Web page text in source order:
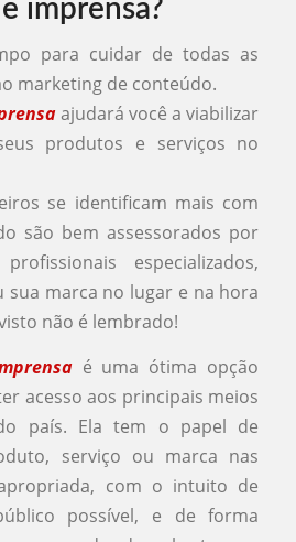
imprensa?
para cuidar de todas as
marketing de conteúdo.
ajudará você a viabilizar
produtos e serviços no
se identificam mais com
são bem assessorados por
especializados,
sua marca no lugar e na hora
não é lembrado!
é uma ótima opção
acesso aos principais meios
país. Ela tem o papel de
serviço ou marca nas
com o intuito de
possível, e de forma